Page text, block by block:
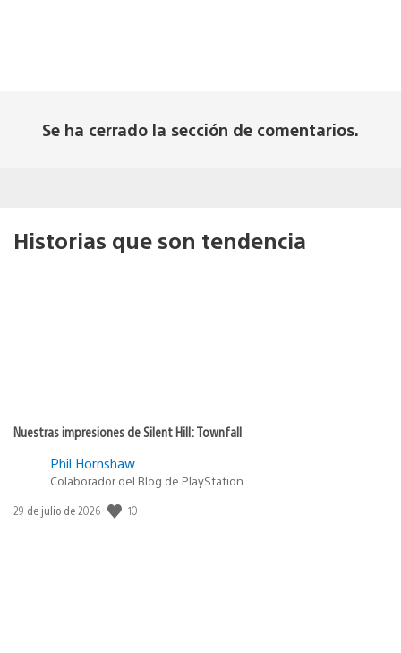
Se ha cerrado la sección de comentarios.
Historias que son tendencia
Nuestras impresiones de Silent Hill: Townfall
Phil Hornshaw
Colaborador del Blog de PlayStation
Fecha
29 de julio de 2026 10